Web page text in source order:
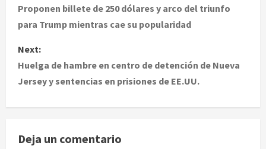
o
s
t
n
a
v
Proponen billete de 250 dólares y arco del triunfo
para Trump mientras cae su popularidad
Next:
Huelga de hambre en centro de detención de Nueva
Jersey y sentencias en prisiones de EE.UU.
Deja un comentario